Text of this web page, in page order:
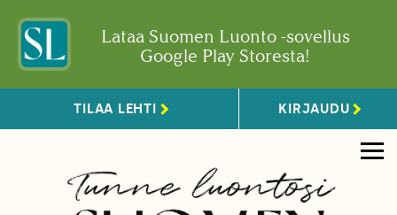
Lataa Suomen Luonto -sovellus
Google Play Storesta!
TILAA LEHTI KIRJAUDU